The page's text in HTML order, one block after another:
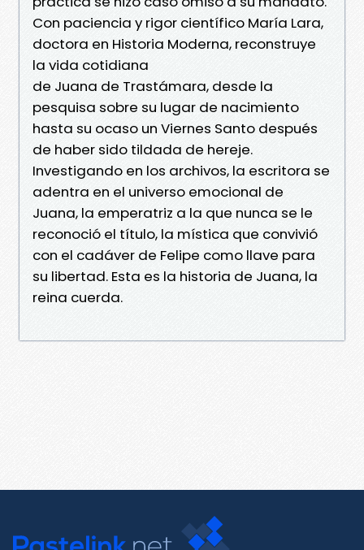
Con paciencia y rigor científico María Lara,
doctora en Historia Moderna, reconstruye
la vida cotidiana
de Juana de Trastámara, desde la
pesquisa sobre su lugar de nacimiento
hasta su ocaso un Viernes Santo después
de haber sido tildada de hereje.
Investigando en los archivos, la escritora se
adentra en el universo emocional de
Juana, la emperatriz a la que nunca se le
reconoció el título, la mística que convivió
con el cadáver de Felipe como llave para
su libertad. Esta es la historia de Juana, la
reina cuerda.